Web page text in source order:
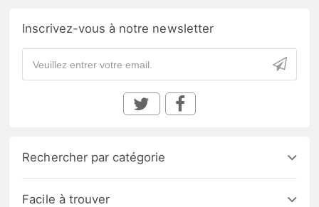
Inscrivez-vous à notre newsletter
Rechercher par catégorie
Facile à trouver